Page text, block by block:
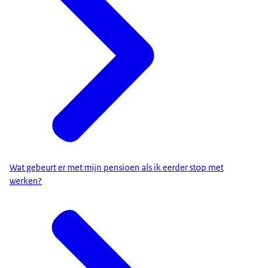
Wat gebeurt er met mijn pensioen als ik eerder stop met
werken?